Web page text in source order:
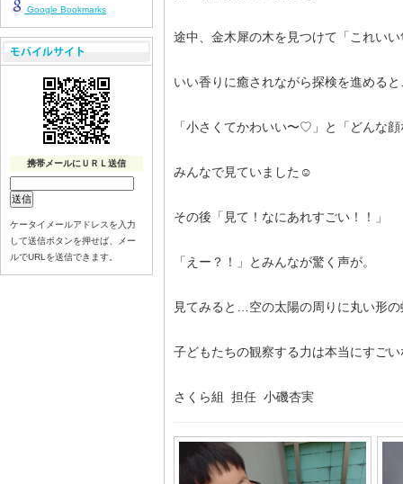
途中、金木犀の木を見つけて「これい
いい香りに癒されながら探検を進める
「小さくてかわいい〜♡」と「どんな
みんなで見ていました☺️
その後「見て！なにあれすごい！！」
「えー？！」とみんなが驚く声が。
見てみると…空の太陽の周りに丸い形
子どもたちの観察する力は本当にすご
さくら組 担任 小磯杏実
Google Bookmarks
携帯メールにＵＲＬ送信
ケータイメールアドレスを入力
して送信ボタンを押せば、メー
ルでURLを送信できます。